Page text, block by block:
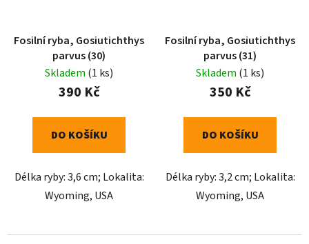
Fosilní ryba, Gosiutichthys
parvus (30)
Skladem (1 ks)
390 Kč
DO KOŠÍKU
Délka ryby: 3,6 cm; Lokalita:
Wyoming, USA
Fosilní ryba, Gosiutichthys
parvus (31)
Skladem (1 ks)
350 Kč
DO KOŠÍKU
Délka ryby: 3,2 cm; Lokalita:
Wyoming, USA